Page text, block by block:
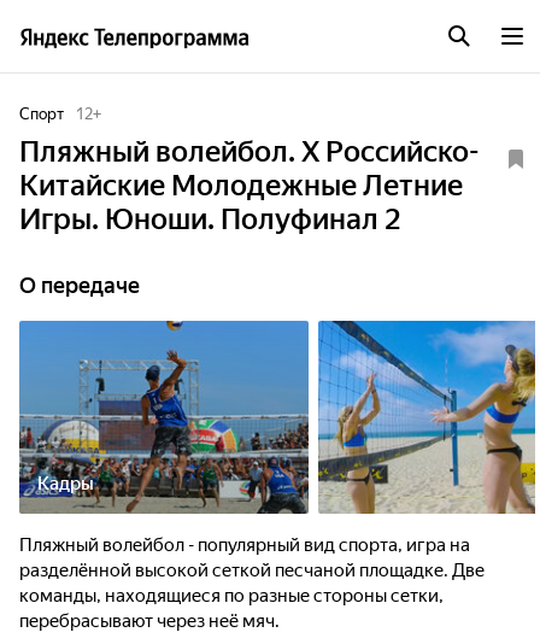
Спорт 12+
Пляжный волейбол. Х Российско-
Китайские Молодежные Летние
Игры. Юноши. Полуфинал 2
О передаче
Кадры
Пляжный волейбол - популярный вид спорта, игра на
разделённой высокой сеткой песчаной площадке. Две
команды, находящиеся по разные стороны сетки,
перебрасывают через неё мяч.